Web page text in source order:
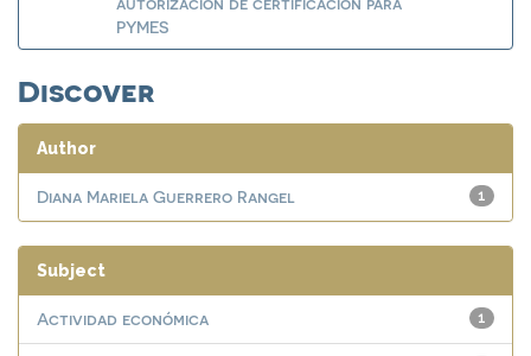
PYMES
Discover
Author
1
Diana Mariela Guerrero Rangel
Subject
1
Actividad económica